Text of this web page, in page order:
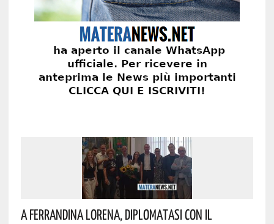
A Ferrandina Lorena, Diplomatasi Con Il